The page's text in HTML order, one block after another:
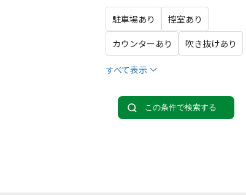
駐車場あり
控室あり
カウンターあり
吹き抜けあり
すべて表示
この条件で検索する